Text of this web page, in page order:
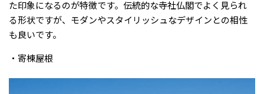
た印象になるのが特徴です。伝統的な寺社仏閣でよく見られ
る形状ですが、モダンやスタイリッシュなデザインとの相性
も良いです。
・寄棟屋根